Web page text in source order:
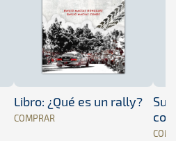
Libro: ¿Qué es un rally?
COMPRAR